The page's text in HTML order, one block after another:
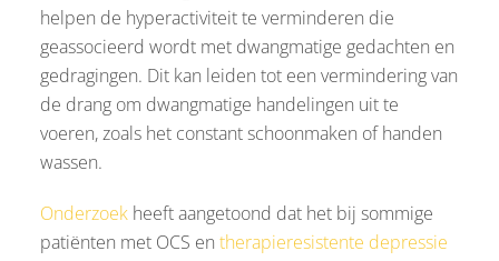
helpen de hyperactiviteit te verminderen die
geassocieerd wordt met dwangmatige gedachten en
gedragingen. Dit kan leiden tot een vermindering van
de drang om dwangmatige handelingen uit te
voeren, zoals het constant schoonmaken of handen
wassen.
Onderzoek heeft aangetoond dat het bij sommige
patiënten met OCS en therapieresistente depressie